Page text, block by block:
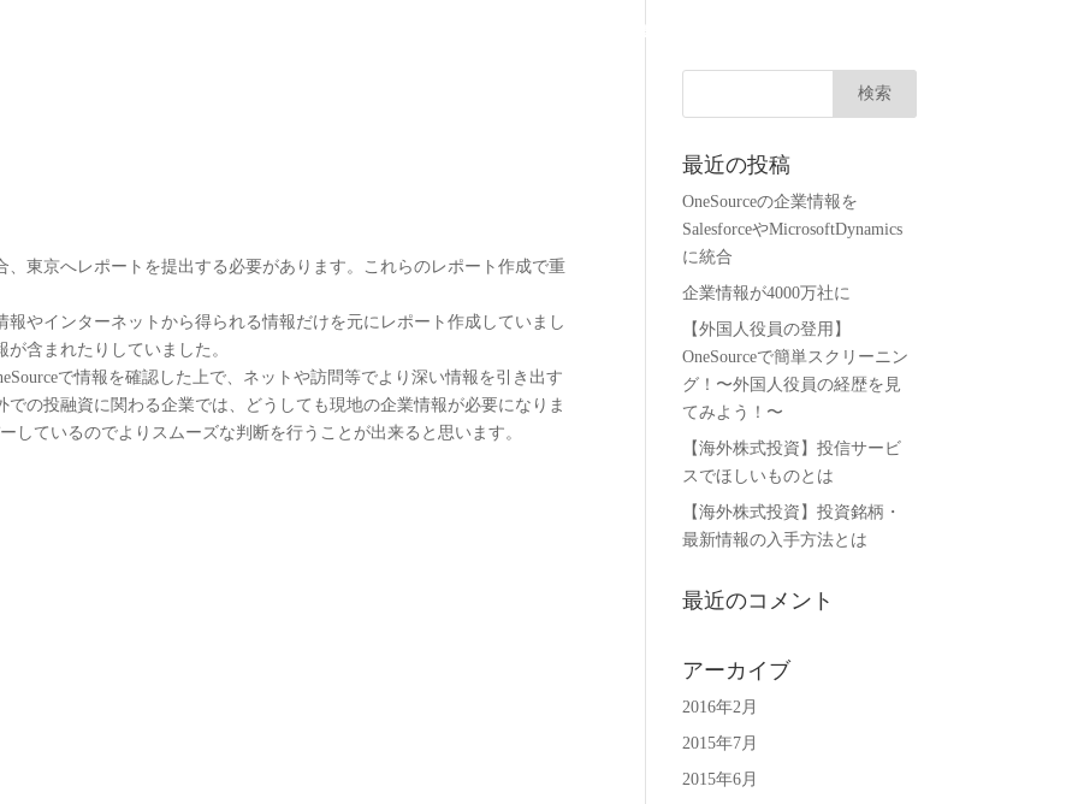
東京へレポートを提出する必要があります。これらのレポート作成で重
やインターネットから得られる情報だけを元にレポート作成していまし
含まれたりしていました。
で情報を確認した上で、ネットや訪問等でより深い情報を引き出す
の投融資に関わる企業では、どうしても現地の企業情報が必要になりま
しているのでよりスムーズな判断を行うことが出来ると思います。
最近の投稿
OneSourceの企業情報を
SalesforceやMicrosoftDynamics
に統合
企業情報が4000万社に
【外国人役員の登用】
OneSourceで簡単スクリーニン
グ！〜外国人役員の経歴を見
てみよう！〜
【海外株式投資】投信サービ
スでほしいものとは
【海外株式投資】投資銘柄・
最新情報の入手方法とは
最近のコメント
アーカイブ
2016年2月
2015年7月
2015年6月